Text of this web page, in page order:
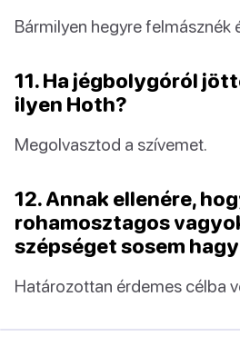
Bármilyen hegyre felmásznék
11. Ha jégbolygóról
ilyen Hoth?
Megolvasztod a szívemet.
12. Annak ellenére,
rohamosztagos
szépséget sosem
Határozottan érdemes célba